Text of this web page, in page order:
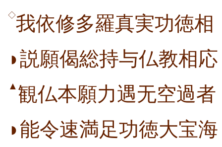
◇我依修多羅真実功徳相
◗説願偈総持与仏教相応
▲ 観仏本願力遇无空過者
◗能令速満足功徳大宝海